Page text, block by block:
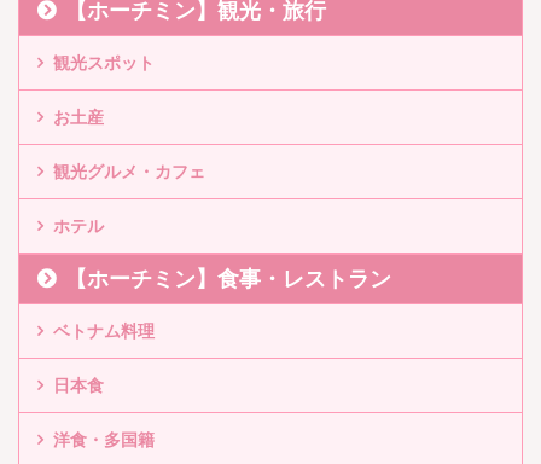
【ホーチミン】観光・旅行
観光スポット
お土産
観光グルメ・カフェ
ホテル
【ホーチミン】食事・レストラン
ベトナム料理
日本食
洋食・多国籍